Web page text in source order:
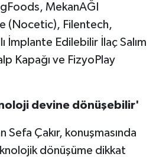
MekanAĞI
(Nocetic), Filentech,
İmplante Edilebilir İlaç Salım
Kapağı ve FizyoPlay
devine dönüşebilir'
Sefa Çakır, konuşmasında
dönüşüme dikkat